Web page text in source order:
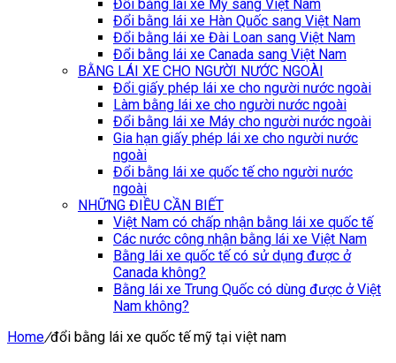
Đổi bằng lái xe Mỹ sang Việt Nam
Đổi bằng lái xe Hàn Quốc sang Việt Nam
Đổi bằng lái xe Đài Loan sang Việt Nam
Đổi bằng lái xe Canada sang Việt Nam
BẰNG LÁI XE CHO NGƯỜI NƯỚC NGOÀI
Đổi giấy phép lái xe cho người nước ngoài
Làm bằng lái xe cho người nước ngoài
Đổi bằng lái xe Máy cho người nước ngoài
Gia hạn giấy phép lái xe cho người nước
ngoài
Đổi bằng lái xe quốc tế cho người nước
ngoài
NHỮNG ĐIỀU CẦN BIẾT
Việt Nam có chấp nhận bằng lái xe quốc tế
Các nước công nhận bằng lái xe Việt Nam
Bằng lái xe quốc tế có sử dụng được ở
Canada không?
Bằng lái xe Trung Quốc có dùng được ở Việt
Nam không?
Home/đổi bằng lái xe quốc tế mỹ tại việt nam